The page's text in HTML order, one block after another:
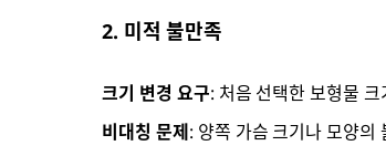
2. 미적 불만족
크기 변경 요구: 처음 선택한 보형물
비대칭 문제: 양쪽 가슴 크기나 모양의